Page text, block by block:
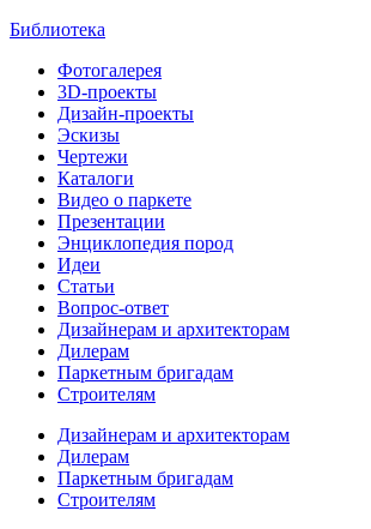
Библиотека
Фотогалерея
3D-проекты
Дизайн-проекты
Эскизы
Чертежи
Каталоги
Видео о паркете
Презентации
Энциклопедия пород
Идеи
Статьи
Вопрос-ответ
Дизайнерам и архитекторам
Дилерам
Паркетным бригадам
Строителям
Дизайнерам и архитекторам
Дилерам
Паркетным бригадам
Строителям